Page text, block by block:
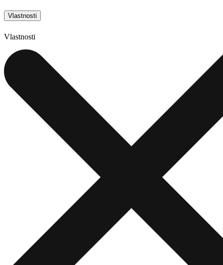
Vlastnosti
Vlastnosti